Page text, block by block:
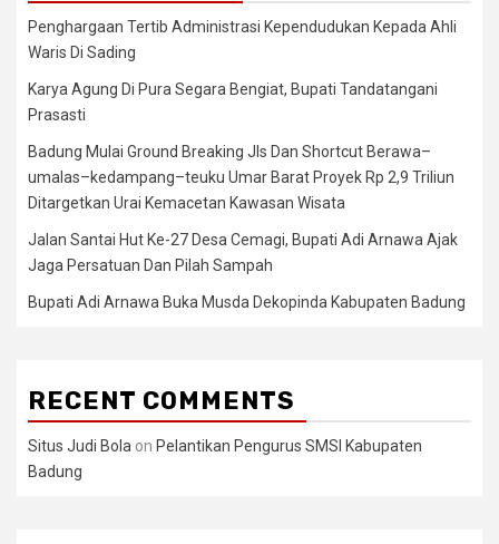
Penghargaan Tertib Administrasi Kependudukan Kepada Ahli
Waris Di Sading
Karya Agung Di Pura Segara Bengiat, Bupati Tandatangani
Prasasti
Badung Mulai Ground Breaking Jls Dan Shortcut Berawa–
umalas–kedampang–teuku Umar Barat Proyek Rp 2,9 Triliun
Ditargetkan Urai Kemacetan Kawasan Wisata
Jalan Santai Hut Ke-27 Desa Cemagi, Bupati Adi Arnawa Ajak
Jaga Persatuan Dan Pilah Sampah
Bupati Adi Arnawa Buka Musda Dekopinda Kabupaten Badung
RECENT COMMENTS
Situs Judi Bola on Pelantikan Pengurus SMSI Kabupaten
Badung